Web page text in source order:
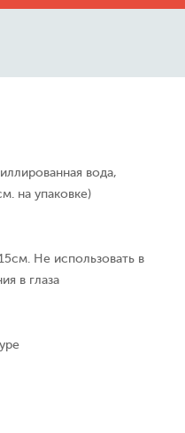
вода,
на упаковке)
Не использовать в
в глаза